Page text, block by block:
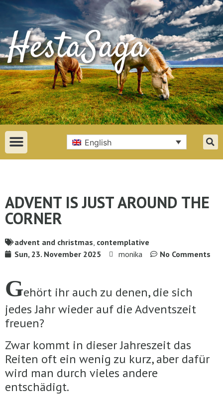
English
ADVENT IS JUST AROUND THE
CORNER
advent and christmas, contemplative
Sun, 23. November 2025
monika No Comments
Gehört ihr auch zu denen, die sich
jedes Jahr wieder auf die Adventszeit
freuen?
Zwar kommt in dieser Jahreszeit das
Reiten oft ein wenig zu kurz, aber dafür
wird man durch vieles andere
entschädigt.